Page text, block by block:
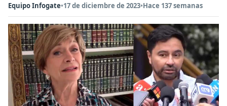
Equipo Infogate•17 de diciembre de 2023•Hace 137 semanas